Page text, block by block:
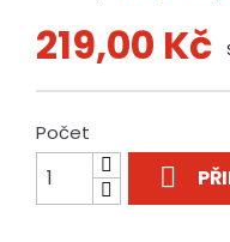
219,00 Kč
Počet
